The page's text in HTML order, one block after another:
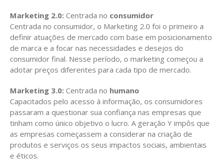
Marketing 2.0: Centrada no consumidor
Centrada no consumidor, o Marketing 2.0 foi o primeiro a
definir atuações de mercado com base em posicionamento
de marca e a focar nas necessidades e desejos do
consumidor final. Nesse período, o marketing começou a
adotar preços diferentes para cada tipo de mercado.
Marketing 3.0: Centrada no humano
Capacitados pelo acesso à informação, os consumidores
passaram a questionar sua confiança nas empresas que
tinham como único objetivo o lucro. A geração Y impôs que
as empresas começassem a considerar na criação de
produtos e serviços os seus impactos sociais, ambientais
e éticos.